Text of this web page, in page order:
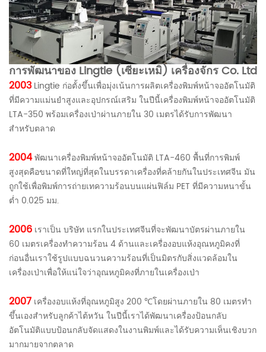
การพัฒนาของ Lingtie (เซียะเหมิ) เครื่องจักร Co. Ltd
2003 Lingtie ก่อตั้งขึ้นเพื่อมุ่งเน้นการผลิตเครื่องพิมพ์หน้าจออัตโนมัติ
ที่มีความแม่นยำสูงและอุปกรณ์เสริม ในปีนี้เครื่องพิมพ์หน้าจออัตโนมัติ
LTA-350 พร้อมเครื่องเป่าผ่านภายใน 30 เมตรได้รับการพัฒนา
สำหรับตลาด
2004พัฒนาเครื่องพิมพ์หน้าจออัตโนมัติ LTA-460 พื้นที่การพิมพ์
สูงสุดคือขนาดที่ใหญ่ที่สุดในบรรดาเครื่องที่คล้ายกันในประเทศจีน มัน
ถูกใช้เพื่อพิมพ์การถ่ายเทความร้อนบนแผ่นฟิล์ม PET ที่มีความหนาขั้น
ต่ำ 0.025 มม.
2006 เราเป็น บริษัท แรกในประเทศจีนที่จะพัฒนาบัตรผ่านภายใน
60 เมตรเครื่องทำความร้อน 4 ด้านและเครื่องอบแห้งอุณหภูมิคงที่
ก่อนอื่นเราใช้รูปแบบฉนวนความร้อนที่เป็นมิตรกับสิ่งแวดล้อมใน
เครื่องเป่าเพื่อให้แน่ใจว่าอุณหภูมิคงที่ภายในเครื่องเป่า
2007 เครื่องอบแห้งที่อุณหภูมิสูง 200 ℃โดยผ่านภายใน 80 เมตรทำ
ขึ้นเองสำหรับลูกค้าไต้หวัน ในปีนี้เราได้พัฒนาเครื่องป้อนกลับ
อัตโนมัติแบบป้อนกลับจัดแสดงในงานพิมพ์และได้รับความเห็นเชิงบวก
มากมายจากตลาด